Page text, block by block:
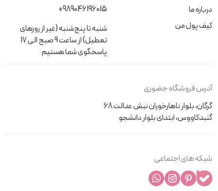
درباره ما
کیف پول من
+989046196015
شنبه تا پنج‌شنبه (غیر از روزهای
تعطیل) از ساعت 9 صبح الی 17
پاسخگوی شما هستیم
آدرس فروشگاه حضوری
گرگان، بلوار ناهارخوران نبش عدالت 68
گنبدکاووس، ابتدای بلوار دانشجو
شبکه های اجتماعی